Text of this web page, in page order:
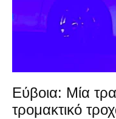
Εύβοια: Μία
τρομακτικό